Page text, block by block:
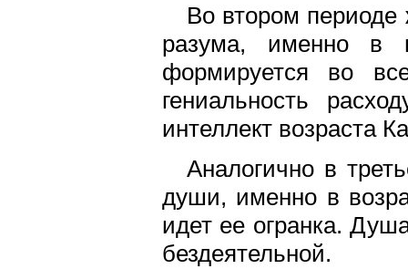
Во втором периоде
разума, именно в
формируется во
гениальность
интеллект возраста
Аналогично в
души, именно в
идет ее огранка.
бездеятельной.